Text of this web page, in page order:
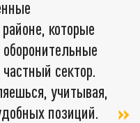
которые
сектор.
учитывая,
позиций.